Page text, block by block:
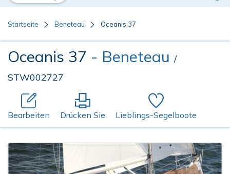
Startseite Beneteau Oceanis 37
Oceanis 37 - Beneteau /
STW002727
Bearbeiten Drücken Sie Lieblings-Segelboote